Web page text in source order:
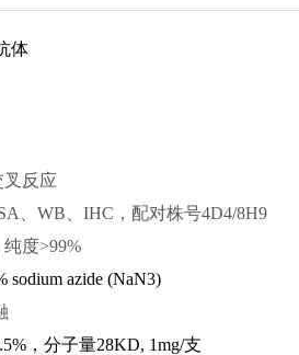
体
叉反应
、WB、IHC，配对株号4D4/8H9
度>99%
sodium azide (NaN3)
，分子量28KD, 1mg/支